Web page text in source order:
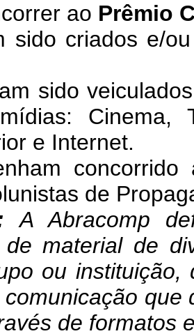
ao Prêmio
sido criados e/
sido
Cinema,
e Internet.
concorrido
de
A Abracomp
de material de
ou
que
de formatos